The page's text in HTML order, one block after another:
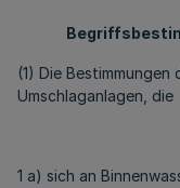
(1) Die
Umschlaganlagen, die
1 a) sich an